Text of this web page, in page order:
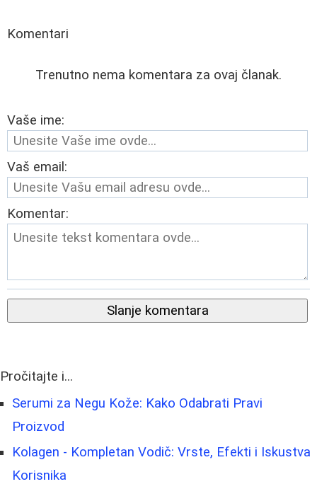
Komentari
Trenutno nema komentara za ovaj članak.
Vaše ime:
Vaš email:
Komentar:
Slanje komentara
Pročitajte i...
Serumi za Negu Kože: Kako Odabrati Pravi
Proizvod
Kolagen - Kompletan Vodič: Vrste, Efekti i Iskustva
Korisnika